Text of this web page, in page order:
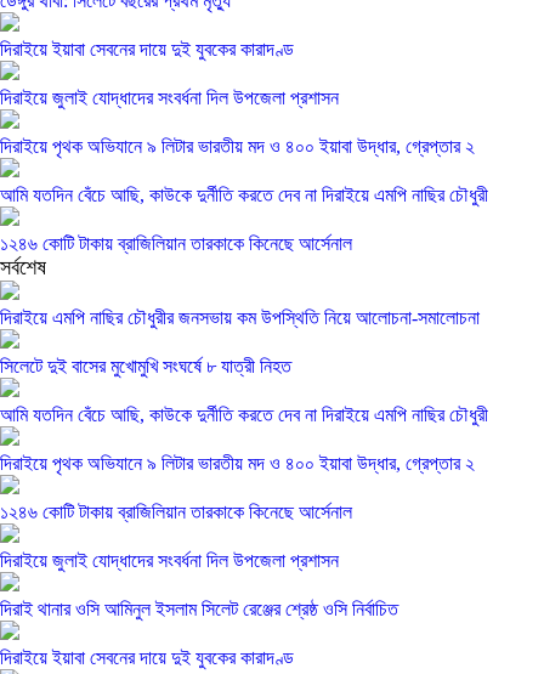
দিরাইয়ে ইয়াবা সেবনের দায়ে দুই যুবকের কারাদণ্ড
দিরাইয়ে জুলাই যোদ্ধাদের সংবর্ধনা দিল উপজেলা প্রশাসন
দিরাইয়ে পৃথক অভিযানে ৯ লিটার ভারতীয় মদ ও ৪০০ ইয়াবা উদ্ধার, গ্রেপ্তার ২
আমি যতদিন বেঁচে আছি, কাউকে দুর্নীতি করতে দেব না দিরাইয়ে এমপি নাছির চৌধুরী
১২৪৬ কোটি টাকায় ব্রাজিলিয়ান তারকাকে কিনেছে আর্সেনাল
সর্বশেষ
দিরাইয়ে এমপি নাছির চৌধুরীর জনসভায় কম উপস্থিতি নিয়ে আলোচনা-সমালোচনা
সিলেটে দুই বাসের মুখোমুখি সংঘর্ষে ৮ যাত্রী নিহত
আমি যতদিন বেঁচে আছি, কাউকে দুর্নীতি করতে দেব না দিরাইয়ে এমপি নাছির চৌধুরী
দিরাইয়ে পৃথক অভিযানে ৯ লিটার ভারতীয় মদ ও ৪০০ ইয়াবা উদ্ধার, গ্রেপ্তার ২
১২৪৬ কোটি টাকায় ব্রাজিলিয়ান তারকাকে কিনেছে আর্সেনাল
দিরাইয়ে জুলাই যোদ্ধাদের সংবর্ধনা দিল উপজেলা প্রশাসন
দিরাই থানার ওসি আমিনুল ইসলাম সিলেট রেঞ্জের শ্রেষ্ঠ ওসি নির্বাচিত
দিরাইয়ে ইয়াবা সেবনের দায়ে দুই যুবকের কারাদণ্ড